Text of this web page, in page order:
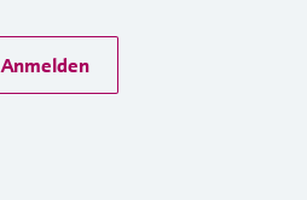
Anmelden